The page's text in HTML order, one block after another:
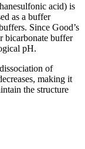
acid) is
as a buffer
Since Good’s
bicarbonate buffer
pH.
of
making it
the structure